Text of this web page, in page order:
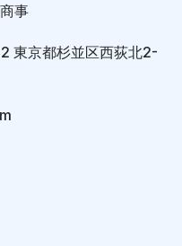
事
東京都杉並区西荻北2-